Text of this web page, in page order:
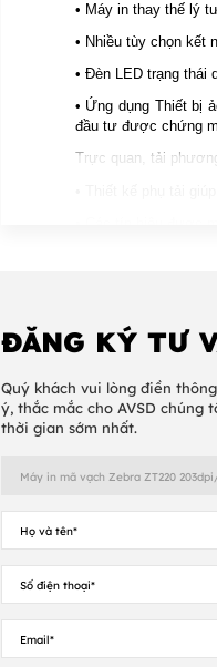
• Máy in thay thế lý
• Nhiều tùy chọn kết
• Đèn LED trạng thái
• Ứng dụng Thiết bị
đầu tư được chứng
Trực quan, tải
• Thiết kế phụ tải
Phương pháp in:
• Cấu trúc: khung
• Cửa đa phương
• Đường dẫn vật tư
• Đèn LED hai màu
• Giao diện người
• Bàn phím đơn giản
• Truyền thông: Cổng
ĐĂNG KÝ TƯ
Quý khách vui lòng điền
ý, thắc mắc cho AVSD chúng
thời gian sớm nhất.